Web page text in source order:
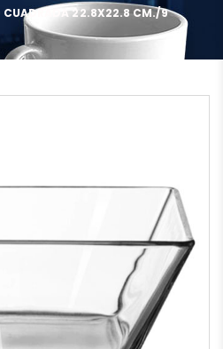
CUADRADA 22.8X22.8 CM./9